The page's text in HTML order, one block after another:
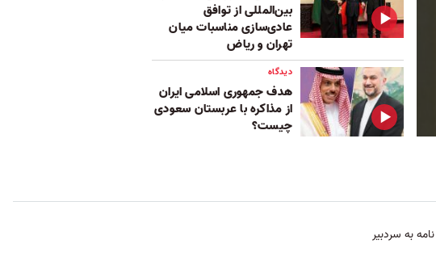
بین‌المللی از توافق
عادی‌سازی مناسبات میان
تهران و ریاض
دیدگاه
هدف جمهوری اسلامی ایران
از مذاکره با عربستان سعودی
چیست؟
نامه به سردبیر